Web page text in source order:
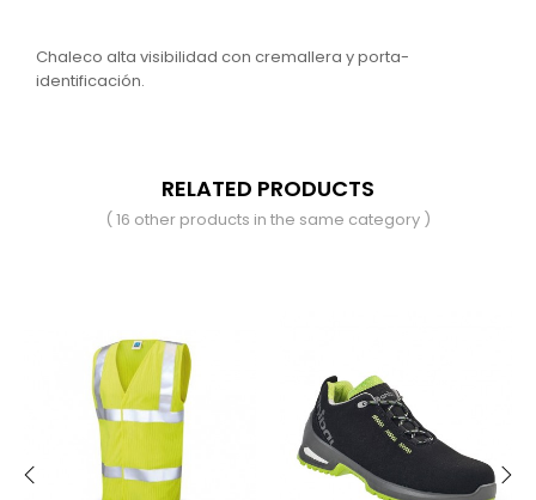
Chaleco alta visibilidad con cremallera y porta-
identificación.
RELATED PRODUCTS
( 16 other products in the same category )